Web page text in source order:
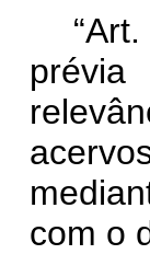
com o